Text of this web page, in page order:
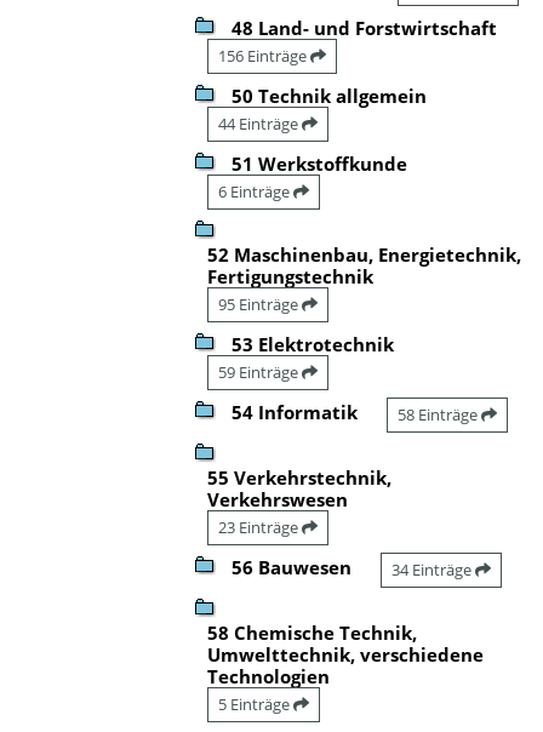
48 Land- und Forstwirtschaft
156 Einträge
50 Technik allgemein
44 Einträge
51 Werkstoffkunde
6 Einträge
52 Maschinenbau, Energietechnik,
Fertigungstechnik
95 Einträge
53 Elektrotechnik
59 Einträge
54 Informatik 58 Einträge
55 Verkehrstechnik,
Verkehrswesen
23 Einträge
56 Bauwesen 34 Einträge
58 Chemische Technik,
Umwelttechnik, verschiedene
Technologien
5 Einträge